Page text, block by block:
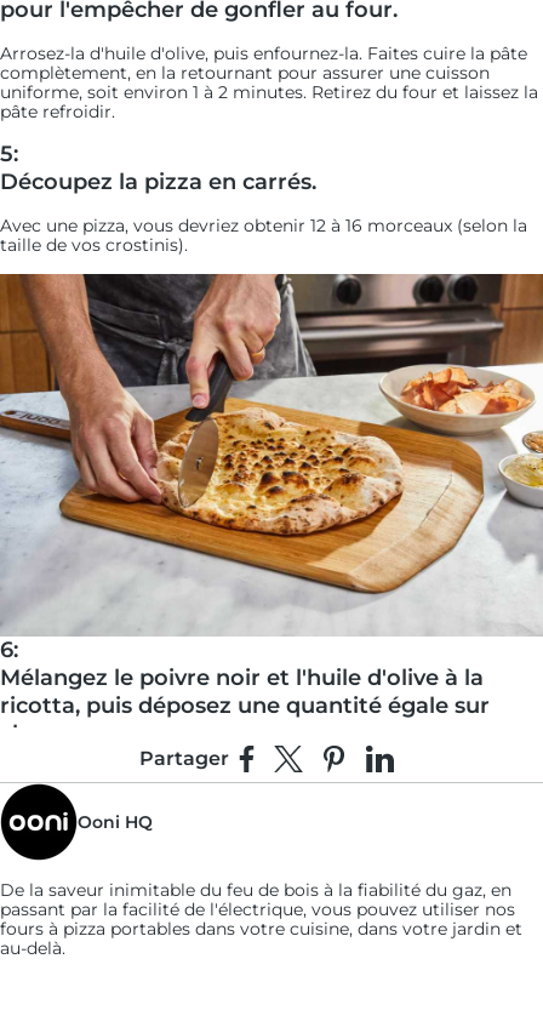
pour l'empêcher de gonfler au four.
Arrosez-la d'huile d'olive, puis enfournez-la. Faites cuire la pâte
complètement, en la retournant pour assurer une cuisson
uniforme, soit environ 1 à 2 minutes. Retirez du four et laissez la
pâte refroidir.
5:
Découpez la pizza en carrés.
Avec une pizza, vous devriez obtenir 12 à 16 morceaux (selon la
taille de vos crostinis).
6:
Mélangez le poivre noir et l'huile d'olive à la
ricotta, puis déposez une quantité égale sur
chaque morceau.
Partager Partager sur Facebook
Partager sur X
Épingler sur Pinterest
Partager sur
Ooni HQ
De la saveur inimitable du feu de bois à la fiabilité du gaz, en
passant par la facilité de l'électrique, vous pouvez utiliser nos
fours à pizza portables dans votre cuisine, dans votre jardin et
au-delà.